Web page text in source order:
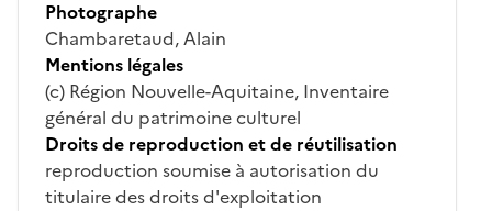
Photographe
Chambaretaud, Alain
Mentions légales
(c) Région Nouvelle-Aquitaine, Inventaire
général du patrimoine culturel
Droits de reproduction et de réutilisation
reproduction soumise à autorisation du
titulaire des droits d'exploitation